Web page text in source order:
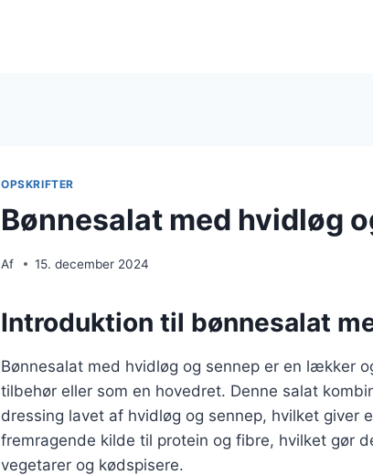
OPSKRIFTER
Bønnesalat med hvidløg
Af 15. december 2024
Introduktion til bønnesalat
Bønnesalat med hvidløg og sennep er en lækker
tilbehør eller som en hovedret. Denne salat
dressing lavet af hvidløg og sennep, hvilket giver
fremragende kilde til protein og fibre, hvilket gør
vegetarer og kødspisere.